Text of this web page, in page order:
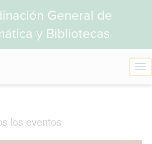
General de
y Bibliotecas
T
o
a
los eventos